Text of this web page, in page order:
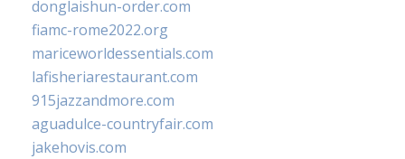
donglaishun-order.com
fiamc-rome2022.org
mariceworldessentials.com
lafisheriarestaurant.com
915jazzandmore.com
aguadulce-countryfair.com
jakehovis.com